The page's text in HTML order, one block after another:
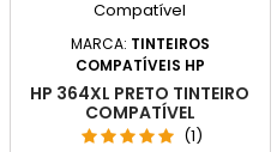
MARCA: TINTEIROS
COMPATÍVEIS HP
HP 364XL PRETO TINTEIRO
COMPATÍVEL
(1)